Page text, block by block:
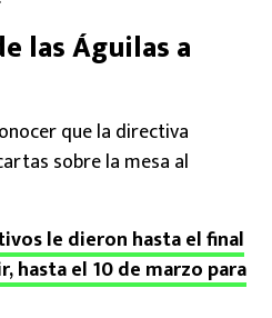
las Águilas a
que la directiva
sobre la mesa al
le dieron hasta el final
hasta el 10 de marzo para